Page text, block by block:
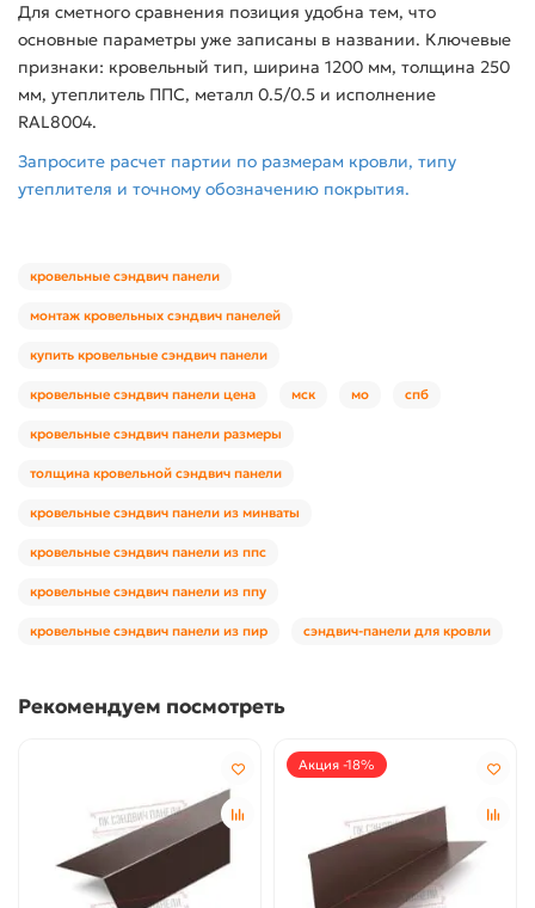
Для сметного сравнения позиция удобна тем, что
основные параметры уже записаны в названии. Ключевые
признаки: кровельный тип, ширина 1200 мм, толщина 250
мм, утеплитель ППС, металл 0.5/0.5 и исполнение
RAL8004.
Запросите расчет партии по размерам кровли, типу
утеплителя и точному обозначению покрытия.
кровельные сэндвич панели
монтаж кровельных сэндвич панелей
купить кровельные сэндвич панели
кровельные сэндвич панели цена мск мо спб
кровельные сэндвич панели размеры
толщина кровельной сэндвич панели
кровельные сэндвич панели из минваты
кровельные сэндвич панели из ппс
кровельные сэндвич панели из ппу
кровельные сэндвич панели из пир сэндвич-панели для кровли
Рекомендуем посмотреть
Акция -18%